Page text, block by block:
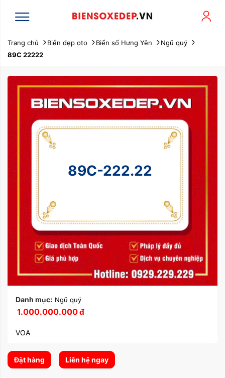
Trang chủ Biển đẹp oto Biển số Hưng Yên
Ngũ quý
89C 22222
89C-222.22
Danh mục: Ngũ quý
1.000.000.000đ
VOA
Đặt hàng Liên hệ ngay